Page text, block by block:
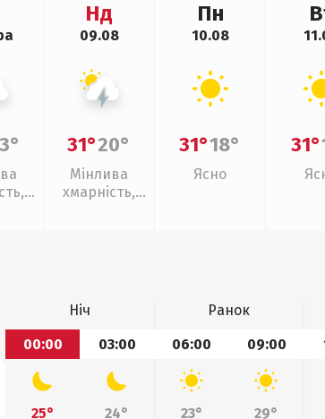
Нд
09.08
31°20°
Мінлива
хмарність,
Пн
10.08
31°18°
Ясно
31°
Ніч Ранок
00:00
03:00 06:00 09:00
25° 24° 23° 29°